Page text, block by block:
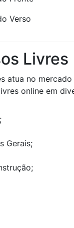
Livres
atua no
online em
Gerais;